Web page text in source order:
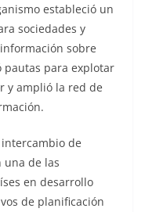
estableció un
sociedades y
sobre
pautas para explotar
y amplió la red de
intercambio de
una de las
en desarrollo
de planificación